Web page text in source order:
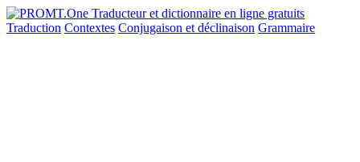
Traduction Contextes Conjugaison et déclinaison Grammaire